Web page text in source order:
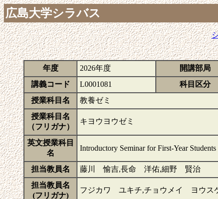
広島大学シラバス
年度 2026年度
開講部局
講義コード
L0001081
科目区分
授業科目名
教養ゼミ
授業科目名
（フリガナ）
キヨウヨウゼミ
英文授業科目
名
Introductory Seminar for First-Year Students
担当教員名
藤川 愉吉,長命 洋佑,細野 賢治
担当教員名
(フリガナ)
フジカワ ユキチ,チョウメイ ヨウス